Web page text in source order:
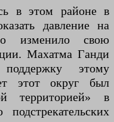
в этом районе в
давление на
изменило свою
Махатма Ганди
этому
этот округ был
территорией» в